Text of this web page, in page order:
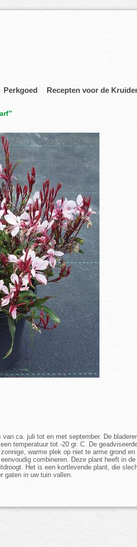
Perkgoed Recepten voor de
ca. juli tot en met september. De
temperatuur tot -20 gr. C. De
zonnige, warme plek op niet te arme grond
combineren. Deze plant heeft in
Het is een kortlevende plant, die
gaten in uw tuin vallen.